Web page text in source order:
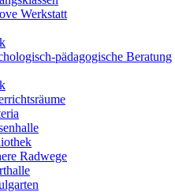
Werkstatt
pädagogische Beratung
Radwege